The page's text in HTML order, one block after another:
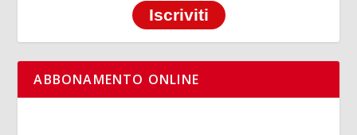
Iscriviti
ABBONAMENTO ONLINE